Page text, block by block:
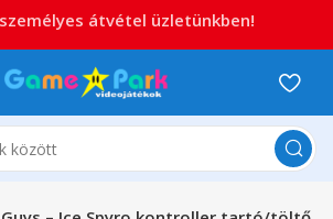
személyes átvétel üzletünkben!